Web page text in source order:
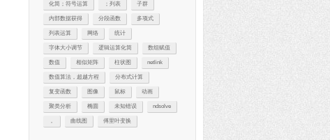
化简；符号运算 ；列表 子群
内部数据获得 分段函数 多项式
列表运算 网络 统计
字体大小调节 逻辑运算化简 数组赋值
数值 相似矩阵 柱状图 netlink
数值算法，超越方程 分布式计算
复变函数 图像 鼠标 动画
聚类分析 椭圆 未知错误 ndsolve
， 曲线图 傅里叶变换